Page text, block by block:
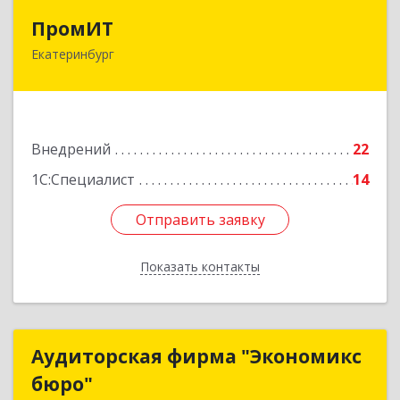
ПромИТ
Екатеринбург
Внедрений
22
1С:Специалист
14
Отправить заявку
Показать контакты
620075, Свердловская обл, Екатеринбург г,
Отправить заявку
Назад
Аудиторская фирма "Экономикс
бюро"
Аудиторская фирма "Экономикс